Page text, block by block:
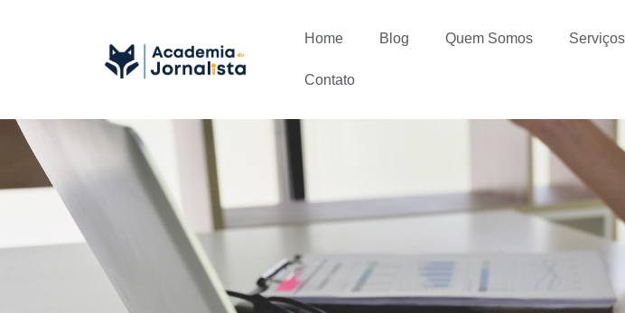
Home Blog Quem Somos Serviços
Contato